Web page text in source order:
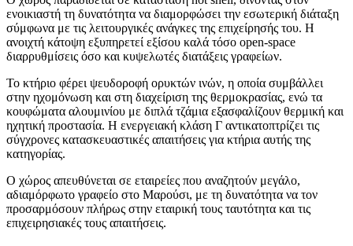
ενοικιαστή τη δυνατότητα να διαμορφώσει την εσωτερική διάταξη
σύμφωνα με τις λειτουργικές ανάγκες της επιχείρησής του. Η
ανοιχτή κάτοψη εξυπηρετεί εξίσου καλά τόσο open-space
διαρρυθμίσεις όσο και κυψελωτές διατάξεις γραφείων.
Το κτήριο φέρει ψευδοροφή ορυκτών ινών, η οποία συμβάλλει
στην ηχομόνωση και στη διαχείριση της θερμοκρασίας, ενώ τα
κουφώματα αλουμινίου με διπλά τζάμια εξασφαλίζουν θερμική και
ηχητική προστασία. Η ενεργειακή κλάση Γ αντικατοπτρίζει τις
σύγχρονες κατασκευαστικές απαιτήσεις για κτήρια αυτής της
κατηγορίας.
Ο χώρος απευθύνεται σε εταιρείες που αναζητούν μεγάλο,
αδιαμόρφωτο γραφείο στο Μαρούσι, με τη δυνατότητα να τον
προσαρμόσουν πλήρως στην εταιρική τους ταυτότητα και τις
επιχειρησιακές τους απαιτήσεις.